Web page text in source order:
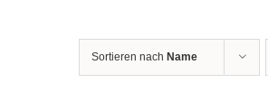
Sortieren nach Name